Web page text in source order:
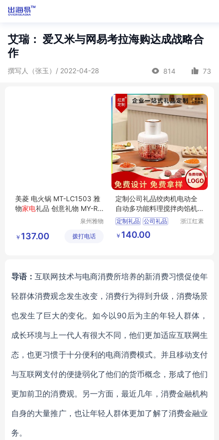
艾瑞： 爱又米与网易考拉海购达成战略合
作
撰写人（张玉）/ 2022-04-28 814 73
美菱 电火锅 MT-LC1503 雅
物家电礼品 创意礼物 MY-RX
泉州雅物
公司
￥ 137.00 拨打电话
定制公司礼品绞肉机电动全
自动多功能料理搅拌肉馅机
客户礼品
定制礼品 公司礼品
绞肉机
客户礼品
企业送礼
浙江红素
￥ 140.00
导语：互联网技术与电商消费所培养的新消费习惯促使年
轻群体消费观念发生改变，消费行为得到升级，消费场景
也发生了巨大的变化。如今以90后为主的年轻人群体，
成长环境与上一代人有很大不同，他们更加适应互联网生
态，也更习惯于十分便利的电商消费模式。并且移动支付
与互联网支付的便捷弱化了他们的货币概念，形成了他们
更加前卫的消费观。另一方面，最近几年，消费金融机构
自身的大量推广，也让年轻人群体更加了解了消费金融业
务。